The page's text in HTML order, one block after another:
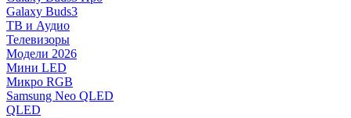
Galaxy Buds3
ТВ и Аудио
Телевизоры
Модели 2026
Мини LED
Микро RGB
Samsung Neo QLED
QLED